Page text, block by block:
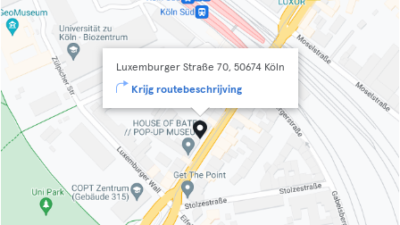
Luxemburger Straße 70, 50674 Köln
Krijg routebeschrijving